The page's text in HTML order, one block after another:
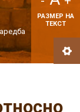
РАЗМЕР НА
ТЕКСТ